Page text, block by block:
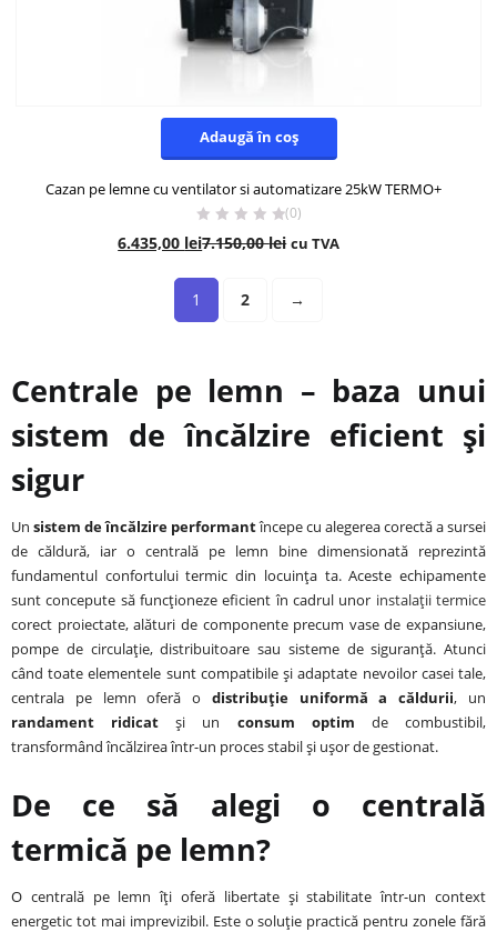
Adaugă în coș
Cazan pe lemne cu ventilator si automatizare 25kW TERMO+
(0)
6.435,00 lei7.150,00lei cu TVA
1 2 →
Centrale pe lemn – baza unui
sistem de încălzire eficient și
sigur
Un sistem de încălzire performantîncepe cu alegerea corectă a sursei
de căldură, iar o centrală pe lemn bine dimensionată reprezintă
fundamentul confortului termic din locuința ta. Aceste echipamente
sunt concepute să funcționeze eficient în cadrul unor instalații termice
corect proiectate, alături de componente precum vase de expansiune,
pompe de circulație, distribuitoare sau sisteme de siguranță. Atunci
când toate elementele sunt compatibile și adaptate nevoilor casei tale,
centrala pe lemn oferă o distribuție uniformă a căldurii, un
randament ridicat și un consum optim de combustibil,
transformând încălzirea într-un proces stabil și ușor de gestionat.
De ce să alegi o centrală
termică pe lemn?
O centrală pe lemn îți oferă libertate și stabilitate într-un context
energetic tot mai imprevizibil. Este o soluție practică pentru zonele fără